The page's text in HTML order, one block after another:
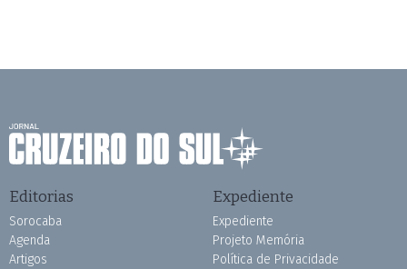
Editorias
Sorocaba
Agenda
Artigos
Expediente
Expediente
Projeto Memória
Política de Privacidade